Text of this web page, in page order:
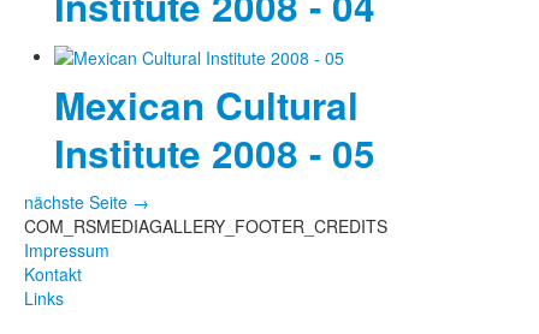
Mexican Cultural
Institute 2008 - 05
nächste Seite →
COM_RSMEDIAGALLERY_FOOTER_CREDITS
Impressum
Kontakt
Links